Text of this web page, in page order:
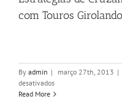
com Touros Girolando
By admin | março 27th, 2013 |
desativadosem
Estratégias
Read More